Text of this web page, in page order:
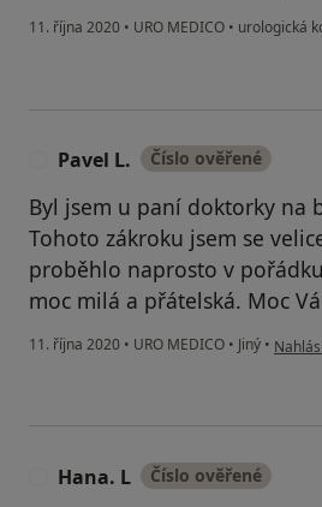
11. října 2020 • URO MEDICO • urologická
Pavel L. Číslo ověřené
Byl jsem u paní doktorky na
Tohoto zákroku jsem se
proběhlo naprosto v
moc milá a přátelská. Moc
11. října 2020 • URO MEDICO • Jiný • podle
Hana. L Číslo ověřené